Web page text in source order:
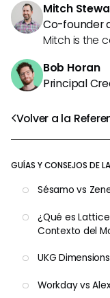
Volver a la
GUÍAS Y CONSEJOS DE
Sésamo vs
¿Qué es
Contexto del
UKG
Workday vs
Mitch
Co-founder
Mitch is the
Bob Horan
Principal